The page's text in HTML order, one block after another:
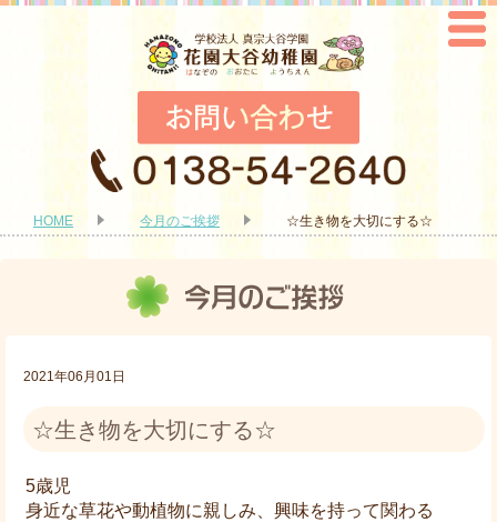
HOME 今月のご挨拶 ☆生き物を大切にする☆
2021年06月01日
☆生き物を大切にする☆
5歳児
身近な草花や動植物に親しみ、興味を持って関わる